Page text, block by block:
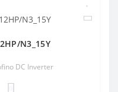
N3_15Y
DC Inverter